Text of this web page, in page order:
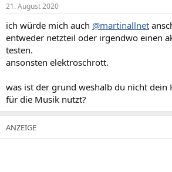
21. August 2020
ich würde mich auch @martinallnet
entweder netzteil oder irgendwo einen
testen.
ansonsten elektroschrott.
was ist der grund weshalb du nicht dein
für die Musik nutzt?